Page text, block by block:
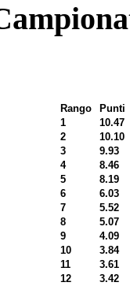
Rango
Punti
1
10.47
2
10.10
3
9.93
4
8.46
5
8.19
6
6.03
7
5.52
8
5.07
9
4.09
10
3.84
11
3.61
12
3.42